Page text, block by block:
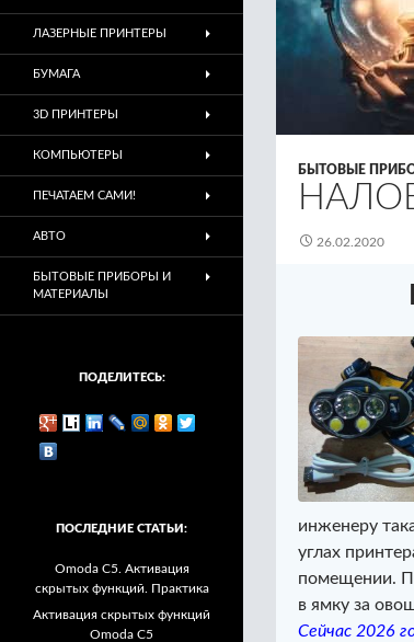
БЫТОВЫЕ
26.02.2020
инженеру
углах
помещении.
в ямку за
Сейчас 2026
ЛАЗЕРНЫЕ ПРИНТЕРЫ
БУМАГА
3D ПРИНТЕРЫ
КОМПЬЮТЕРЫ
ПЕЧАТАЕМ САМИ!
АВТО
БЫТОВЫЕ ПРИБОРЫ И
МАТЕРИАЛЫ
ПОДЕЛИТЕСЬ:
ПОСЛЕДНИЕ СТАТЬИ:
Omoda C5. Активация
скрытых функций. Практика
Активация скрытых функций
Omoda C5